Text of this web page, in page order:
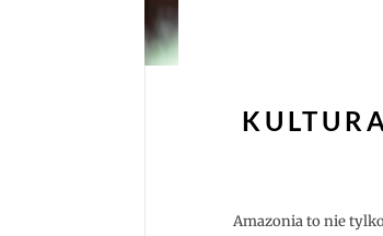
Amazonia to nie